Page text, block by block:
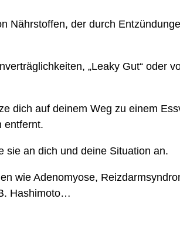
Nährstoffen, der durch
„Leaky Gut“ oder
dich auf deinem Weg zu einem
entfernt.
sie an dich und deine Situation an.
wie Adenomyose,
Hashimoto…